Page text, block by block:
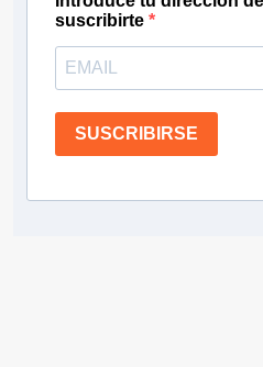
suscribirte
SUSCRIBIRSE